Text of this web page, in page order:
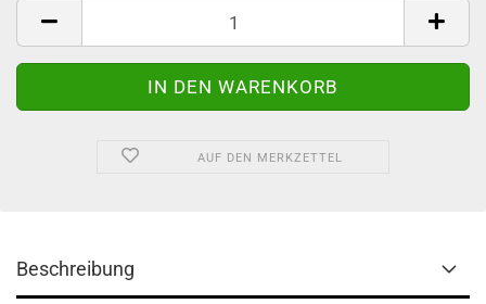
AUF DEN MERKZETTEL
Beschreibung